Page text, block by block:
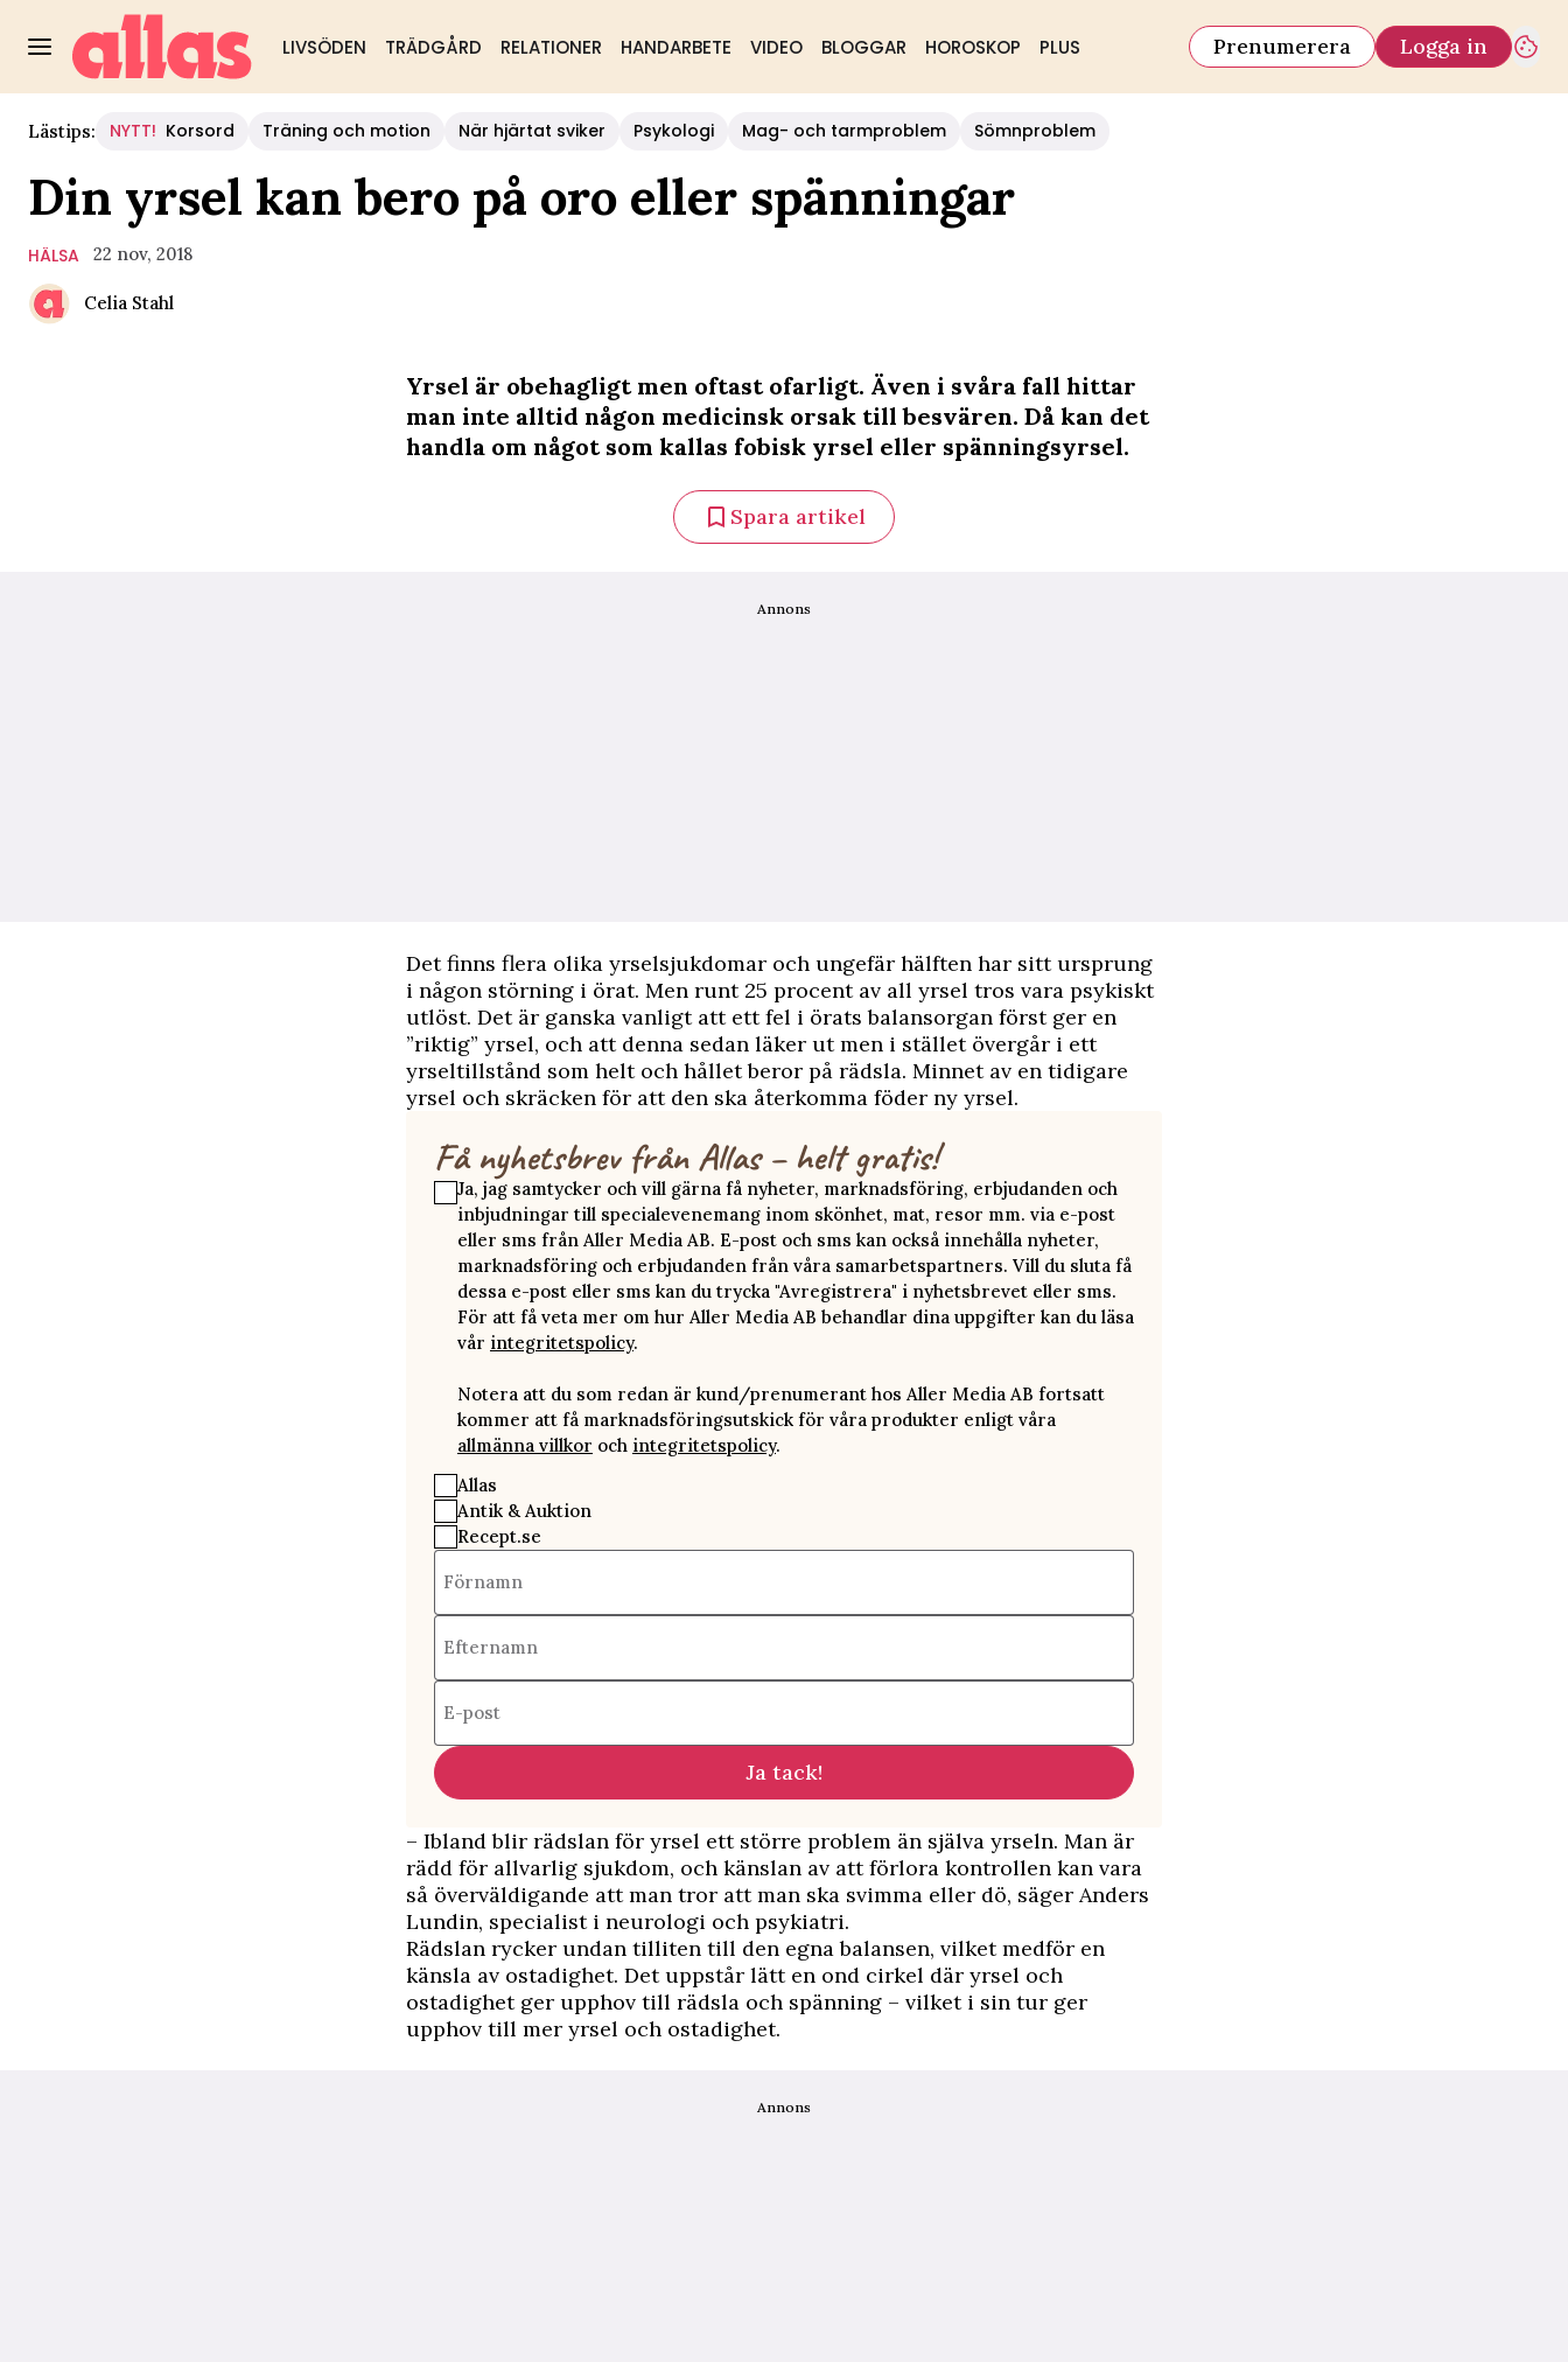
LIVSÖDEN TRÄDGÅRD RELATIONER HANDARBETE VIDEO BLOGGAR HOROSKOP PLUS Prenumerera Logga in
Lästips: NYTT! Korsord Träning och motion När hjärtat sviker Psykologi Mag- och tarmproblem Sömnproblem
Din yrsel kan bero på oro eller spänningar
HÄLSA 22 nov, 2018
Celia Stahl
Yrsel är obehagligt men oftast ofarligt. Även i svåra fall hittar
man inte alltid någon medicinsk orsak till besvären. Då kan det
handla om något som kallas fobisk yrsel eller spänningsyrsel.
Spara artikel
Annons
Det finns flera olika yrselsjukdomar och ungefär hälften har sitt ursprung
i någon störning i örat. Men runt 25 procent av all yrsel tros vara psykiskt
utlöst. Det är ganska vanligt att ett fel i örats balansorgan först ger en
”riktig” yrsel, och att denna sedan läker ut men i stället övergår i ett
yrseltillstånd som helt och hållet beror på rädsla. Minnet av en tidigare
yrsel och skräcken för att den ska återkomma föder ny yrsel.
Få nyhetsbrev från Allas – helt gratis!
Ja, jag samtycker och vill gärna få nyheter, marknadsföring, erbjudanden och
inbjudningar till specialevenemang inom skönhet, mat, resor mm. via e-post
eller sms från Aller Media AB. E-post och sms kan också innehålla nyheter,
marknadsföring och erbjudanden från våra samarbetspartners. Vill du sluta få
dessa e-post eller sms kan du trycka "Avregistrera" i nyhetsbrevet eller sms.
För att få veta mer om hur Aller Media AB behandlar dina uppgifter kan du läsa
vår integritetspolicy.
Notera att du som redan är kund/prenumerant hos Aller Media AB fortsatt
kommer att få marknadsföringsutskick för våra produkter enligt våra
allmänna villkor och integritetspolicy.
Allas
Antik & Auktion
Recept.se
Förnamn
Efternamn
E-post
Ja tack!
– Ibland blir rädslan för yrsel ett större problem än själva yrseln. Man är
rädd för allvarlig sjukdom, och känslan av att förlora kontrollen kan vara
så överväldigande att man tror att man ska svimma eller dö, säger Anders
Lundin, specialist i neurologi och psykiatri.
Rädslan rycker undan tilliten till den egna balansen, vilket medför en
känsla av ostadighet. Det uppstår lätt en ond cirkel där yrsel och
ostadighet ger upphov till rädsla och spänning – vilket i sin tur ger
upphov till mer yrsel och ostadighet.
Annons